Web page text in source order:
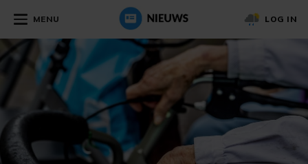
MENU LOG IN